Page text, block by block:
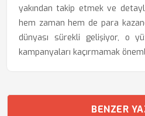
yakından takip etmek ve
hem zaman hem de para
dünyası sürekli gelişiyor, o
kampanyaları kaçırmamak
BENZER